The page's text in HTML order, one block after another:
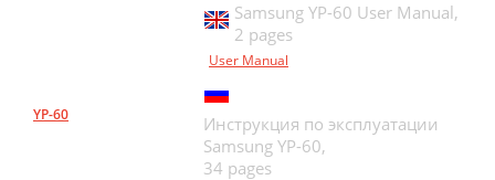
YP-60
Samsung YP-60 User Manual,
2 pages
User Manual
Инструкция по эксплуатации
Samsung YP-60,
34 pages